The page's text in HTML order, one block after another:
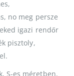
no meg persze
igazi rendőr
pisztoly,
S-es méretben.